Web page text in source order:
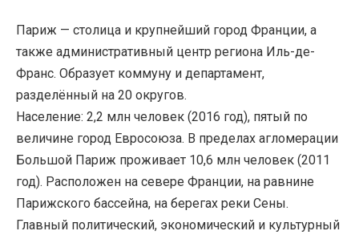
Париж — столица и крупнейший город Франции, а
также административный центр региона Иль-де-
Франс. Образует коммуну и департамент,
разделённый на 20 округов.
Население: 2,2 млн человек (2016 год), пятый по
величине город Евросоюза. В пределах агломерации
Большой Париж проживает 10,6 млн человек (2011
год). Расположен на севере Франции, на равнине
Парижского бассейна, на берегах реки Сены.
Главный политический, экономический и культурный